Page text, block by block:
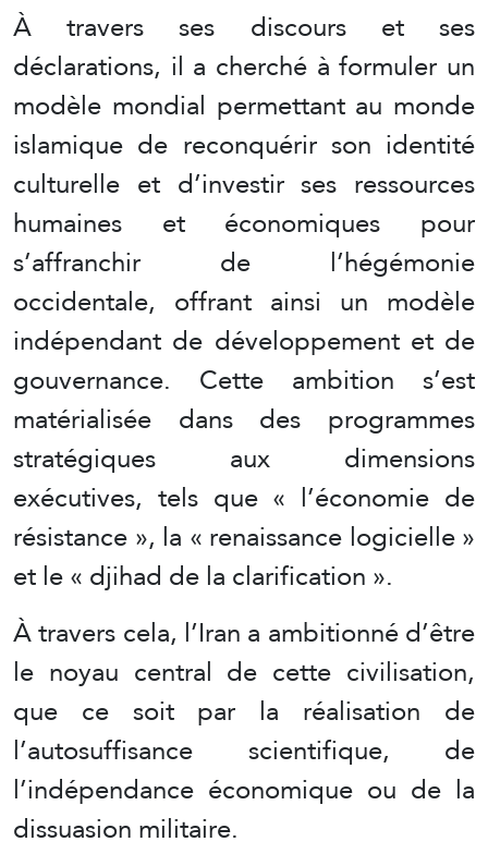
À travers ses discours et ses
déclarations, il a cherché à formuler un
modèle mondial permettant au monde
islamique de reconquérir son identité
culturelle et d’investir ses ressources
humaines et économiques pour
s’affranchir de l’hégémonie
occidentale, offrant ainsi un modèle
indépendant de développement et de
gouvernance. Cette ambition s’est
matérialisée dans des programmes
stratégiques aux dimensions
exécutives, tels que « l’économie de
résistance », la « renaissance logicielle »
et le « djihad de la clarification ».
À travers cela, l’Iran a ambitionné d’être
le noyau central de cette civilisation,
que ce soit par la réalisation de
l’autosuffisance scientifique, de
l’indépendance économique ou de la
dissuasion militaire.